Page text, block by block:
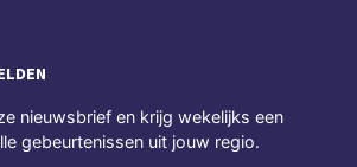
nieuwsbrief en krijg wekelijks een
gebeurtenissen uit jouw regio.